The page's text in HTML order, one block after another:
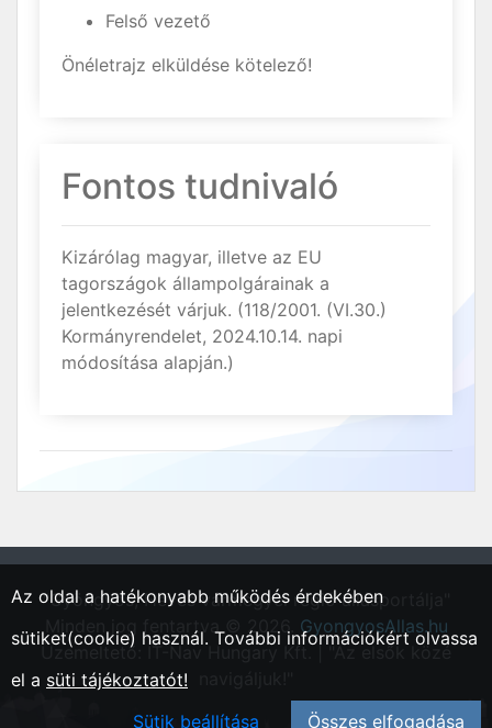
Felső vezető
Önéletrajz elküldése kötelező!
Fontos tudnivaló
Kizárólag magyar, illetve az EU
tagországok állampolgárainak a
jelentkezését várjuk. (118/2001. (VI.30.)
Kormányrendelet, 2024.10.14. napi
módosítása alapján.)
"Gyöngyös, Heves vármegyei régió állásportálja"
Minden jog fentartva © 2026. GyongyosAllas.hu
Üzemeltető: IT-Nav Hungary Kft. | "Az elsők közé
Az oldal a hatékonyabb működés érdekében
sütiket(cookie) használ. További információkért olvassa
el a süti tájékoztatót!
Sütik beállítása
Összes elfogadása